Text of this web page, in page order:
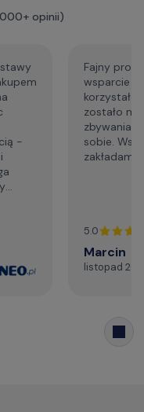
pytaniaopinii)
-
Fajny
wsparcie
zostało mi
zbywania
sobie.
zakładam
5.0
Marcin
listopad